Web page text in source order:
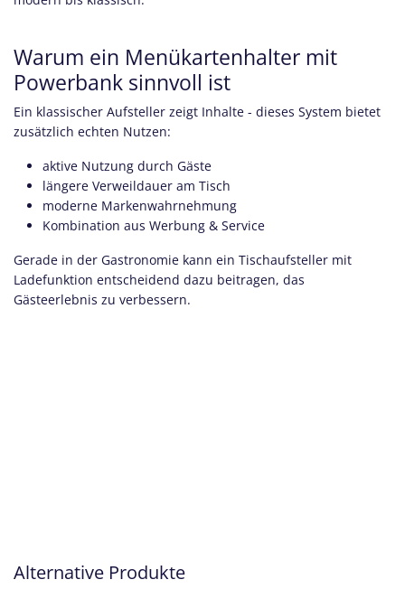
Warum ein Menükartenhalter mit
Powerbank sinnvoll ist
Ein klassischer Aufsteller zeigt Inhalte - dieses System bietet
zusätzlich echten Nutzen:
aktive Nutzung durch Gäste
längere Verweildauer am Tisch
moderne Markenwahrnehmung
Kombination aus Werbung & Service
Gerade in der Gastronomie kann ein Tischaufsteller mit
Ladefunktion entscheidend dazu beitragen, das
Gästeerlebnis zu verbessern.
Alternative Produkte